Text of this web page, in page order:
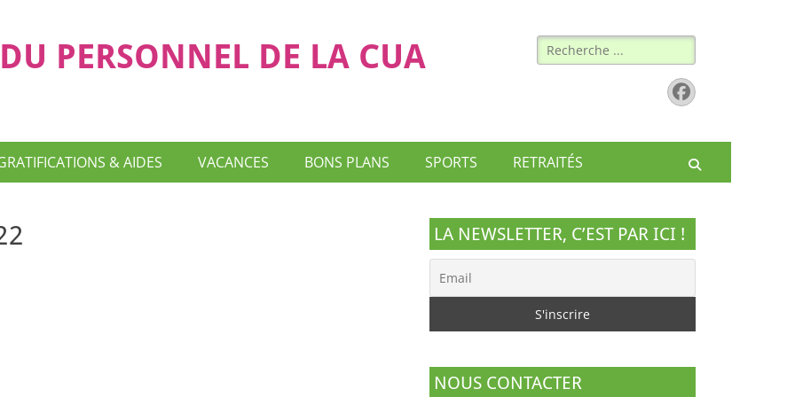
PERSONNEL DE LA CUA Rechercher :
Facebook
& AIDES VACANCES BONS PLANS SPORTS RETRAITÉS
LA NEWSLETTER, C’EST PAR ICI !
NOUS CONTACTER